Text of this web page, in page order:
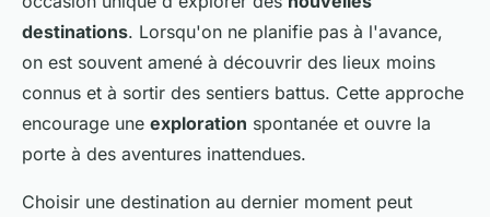
destinations. Lorsqu'on ne planifie pas à l'avance,
on est souvent amené à découvrir des lieux moins
connus et à sortir des sentiers battus. Cette approche
encourage une exploration spontanée et ouvre la
porte à des aventures inattendues.
Choisir une destination au dernier moment peut